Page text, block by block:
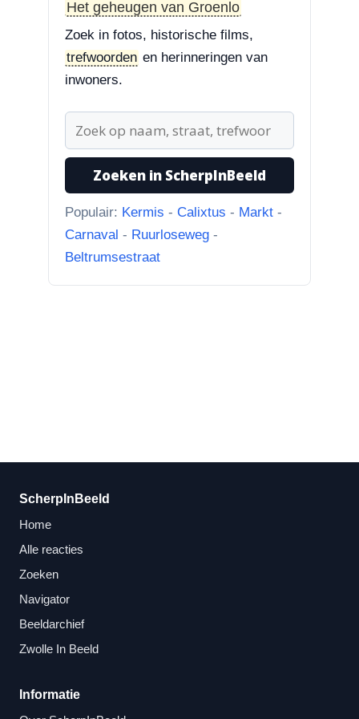
Styrum. Pracht boom!”
3-8-2026
Zoekplaatjes uit Grolle
“Nog een tip. Deze buurman
“naar...”
Koningssteeg met parkeerterrein
Het geheugen van Groenlo
Zoek in fotos, historische films,
trefwoorden en herinneringen van
inwoners.
Zoeken in ScherpInBeeld
Populair: Kermis - Calixtus - Markt -
Carnaval - Ruurloseweg -
Beltrumsestraat
ScherpInBeeld
Home
Alle reacties
Zoeken
Navigator
Beeldarchief
Zwolle In Beeld
Informatie